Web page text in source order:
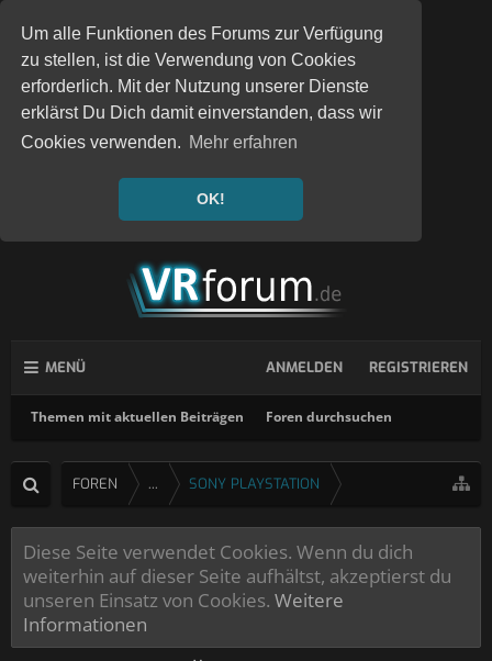
Um alle Funktionen des Forums zur Verfügung
zu stellen, ist die Verwendung von Cookies
erforderlich. Mit der Nutzung unserer Dienste
erklärst Du Dich damit einverstanden, dass wir
Cookies verwenden. Mehr erfahren
OK!
MENÜ
Themen mit aktuellen Beiträgen Foren durchsuchen
ANMELDEN REGISTRIEREN
FOREN ... SONY PLAYSTATION
Diese Seite verwendet Cookies. Wenn du dich
weiterhin auf dieser Seite aufhältst, akzeptierst du
unseren Einsatz von Cookies. Weitere
Informationen